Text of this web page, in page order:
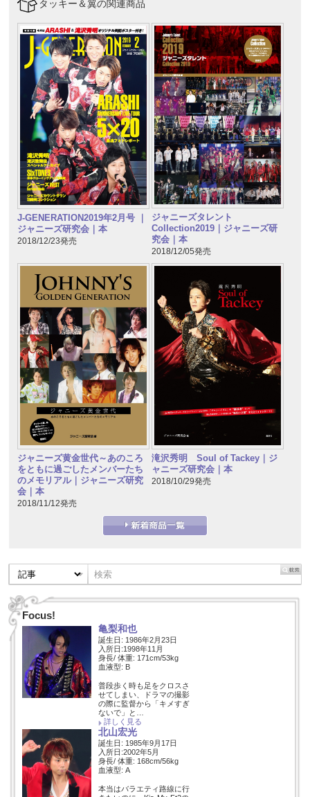
タッキー＆翼の関連商品
J-GENERATION2019年2月号 ｜
ジャニーズ研究会｜本
2018/12/23発売
ジャニーズタレント
Collection2019｜ジャニーズ研
究会｜本
2018/12/05発売
ジャニーズ黄金世代～あのころ
をともに過ごしたメンバーたち
のメモリアル｜ジャニーズ研究
会｜本
2018/11/12発売
滝沢秀明 Soul of Tackey｜ジ
ャニーズ研究会｜本
2018/10/29発売
Focus!
亀梨和也
誕生日: 1986年2月23日
入所日:1998年11月
身長/ 体重: 171cm/53kg
血液型: B
普段歩く時も足をクロスさ
せてしまい、ドラマの撮影
の際に監督から「キメすぎ
ないで」と…
詳しく見る
北山宏光
誕生日: 1985年9月17日
入所日:2002年5月
身長/ 体重: 168cm/56kg
血液型: A
本当はバラエティ路線に行